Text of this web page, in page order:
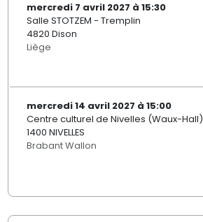
mercredi 7 avril 2027 à 15:30
Salle STOTZEM - Tremplin
4820 Dison
Liège
mercredi 14 avril 2027 à 15:00
Centre culturel de Nivelles (Waux-Hall)
1400 NIVELLES
Brabant Wallon